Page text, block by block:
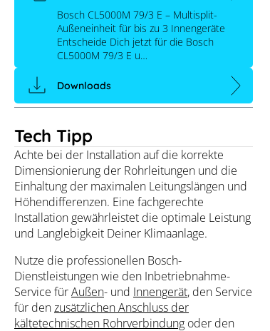
Tech Tipp
Achte bei der Installation auf die korrekte
Dimensionierung der Rohrleitungen und die
Einhaltung der maximalen Leitungslängen und
Höhendifferenzen. Eine fachgerechte
Installation gewährleistet die optimale Leistung
und Langlebigkeit Deiner Klimaanlage.
Nutze die professionellen Bosch-
Dienstleistungen wie den Inbetriebnahme-
Service fürAußen- und Innengerät, den Service
für denzusätzlichen Anschluss der
kältetechnischen Rohrverbindung oder den
Bosch CL5000M 79/3 E – Multisplit-
Außeneinheit für bis zu 3 Innengeräte
Entscheide Dich jetzt für die Bosch
CL5000M 79/3 E u…
Downloads